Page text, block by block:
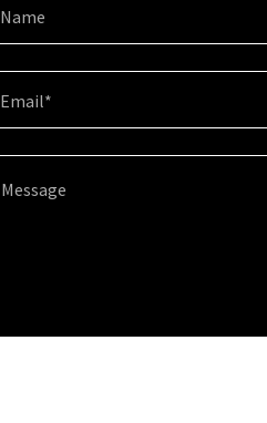
Name
Email*